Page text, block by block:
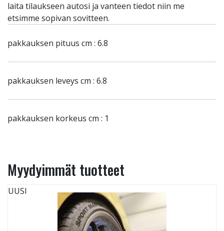
laita tilaukseen autosi ja vanteen tiedot niin me
etsimme sopivan sovitteen.
pakkauksen pituus cm : 6.8
pakkauksen leveys cm : 6.8
pakkauksen korkeus cm : 1
Myydyimmät tuotteet
UUSI